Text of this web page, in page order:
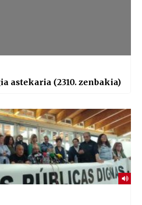
astekaria (2310. zenbakia)